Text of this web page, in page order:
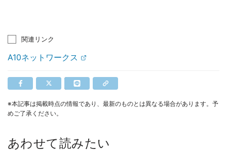
関連リンク
A10ネットワークス
※本記事は掲載時点の情報であり、最新のものとは異なる場合があります。予
めご了承ください。
あわせて読みたい